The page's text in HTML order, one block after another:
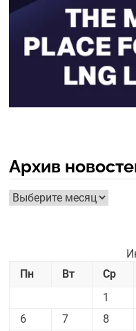
Архив
Архив
новостей
Пн
Вт Ср
1
6
7 8